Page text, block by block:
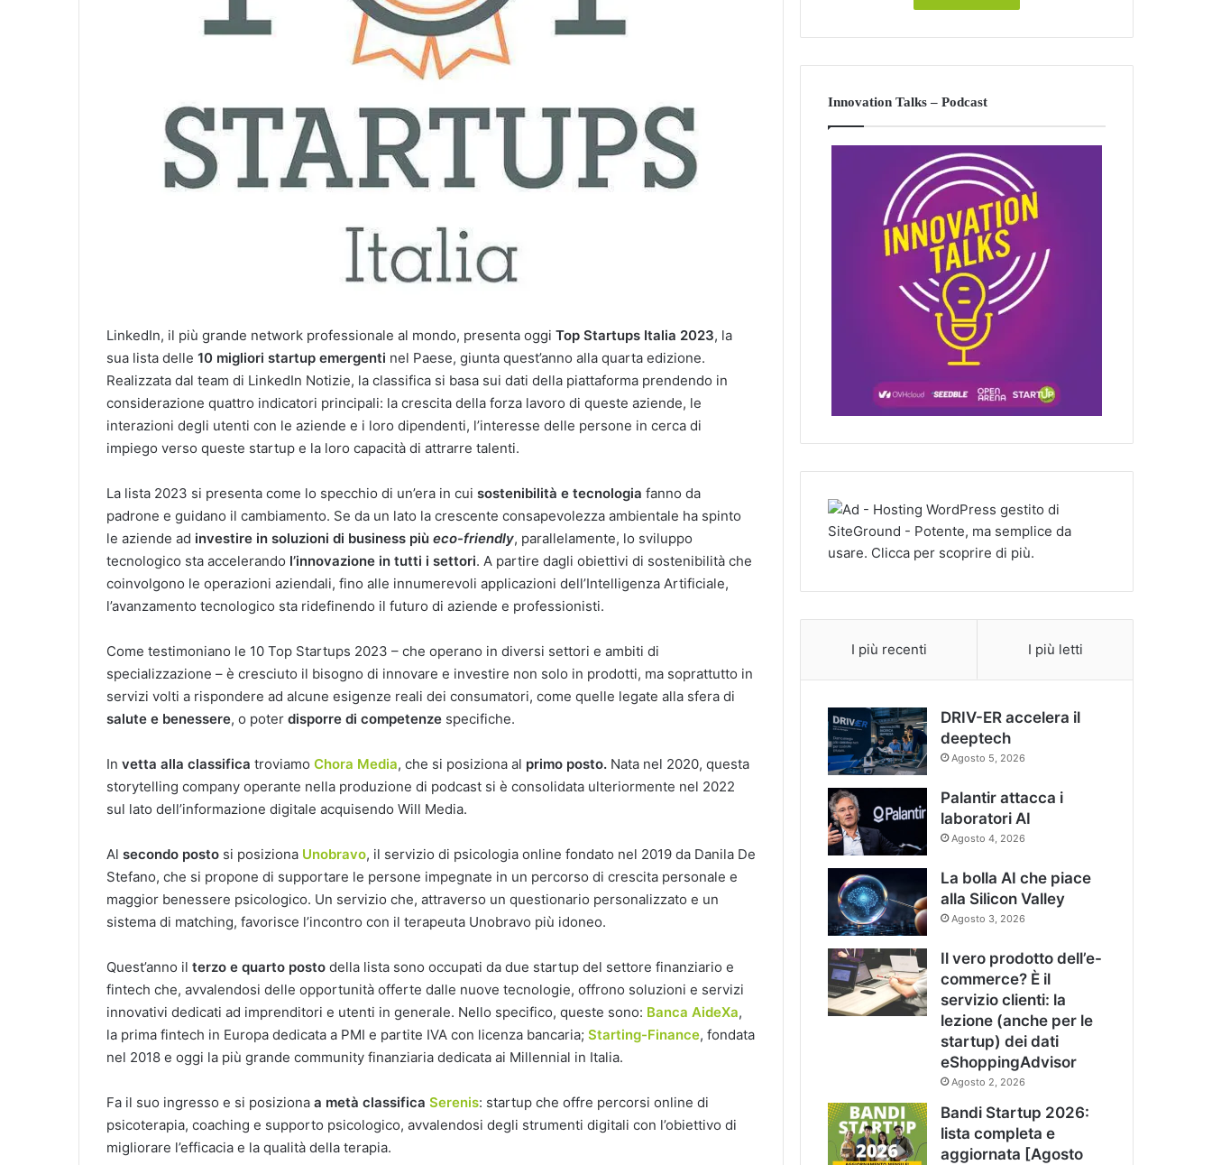
LinkedIn, il più grande network professionale al mondo, presenta oggi Top Startups Italia 2023, la
sua lista delle 10 migliori startup emergenti nel Paese, giunta quest’anno alla quarta edizione.
Realizzata dal team di LinkedIn Notizie, la classifica si basa sui dati della piattaforma prendendo in
considerazione quattro indicatori principali: la crescita della forza lavoro di queste aziende, le
interazioni degli utenti con le aziende e i loro dipendenti, l’interesse delle persone in cerca di
impiego verso queste startup e la loro capacità di attrarre talenti.
La lista 2023 si presenta come lo specchio di un’era in cui sostenibilità e tecnologia fanno da
padrone e guidano il cambiamento. Se da un lato la crescente consapevolezza ambientale ha spinto
le aziende ad investire in soluzioni di business più eco-friendly, parallelamente, lo sviluppo
tecnologico sta accelerando l’innovazione in tutti i settori. A partire dagli obiettivi di sostenibilità che
coinvolgono le operazioni aziendali, fino alle innumerevoli applicazioni dell’Intelligenza Artificiale,
l’avanzamento tecnologico sta ridefinendo il futuro di aziende e professionisti.
Come testimoniano le 10 Top Startups 2023 – che operano in diversi settori e ambiti di
specializzazione – è cresciuto il bisogno di innovare e investire non solo in prodotti, ma soprattutto in
servizi volti a rispondere ad alcune esigenze reali dei consumatori, come quelle legate alla sfera di
salute e benessere, o poter disporre di competenze specifiche.
In vetta alla classifica troviamo Chora Media, che si posiziona al primo posto. Nata nel 2020, questa
storytelling company operante nella produzione di podcast si è consolidata ulteriormente nel 2022
sul lato dell’informazione digitale acquisendo Will Media.
Al secondo posto si posiziona Unobravo, il servizio di psicologia online fondato nel 2019 da Danila De
Stefano, che si propone di supportare le persone impegnate in un percorso di crescita personale e
maggior benessere psicologico. Un servizio che, attraverso un questionario personalizzato e un
sistema di matching, favorisce l’incontro con il terapeuta Unobravo più idoneo.
Quest’anno il terzo e quarto posto della lista sono occupati da due startup del settore finanziario e
fintech che, avvalendosi delle opportunità offerte dalle nuove tecnologie, offrono soluzioni e servizi
innovativi dedicati ad imprenditori e utenti in generale. Nello specifico, queste sono: Banca AideXa,
la prima fintech in Europa dedicata a PMI e partite IVA con licenza bancaria; Starting-Finance, fondata
nel 2018 e oggi la più grande community finanziaria dedicata ai Millennial in Italia.
Fa il suo ingresso e si posiziona a metà classifica Serenis: startup che offre percorsi online di
psicoterapia, coaching e supporto psicologico, avvalendosi degli strumenti digitali con l’obiettivo di
migliorare l’efficacia e la qualità della terapia.
Innovation Talks – Podcast
I più recenti I più letti
DRIV-ER accelera il
deeptech
Agosto 5, 2026
Palantir attacca i
laboratori AI
Agosto 4, 2026
La bolla AI che piace
alla Silicon Valley
Agosto 3, 2026
Il vero prodotto dell’e-
commerce? È il
servizio clienti: la
lezione (anche per le
startup) dei dati
eShoppingAdvisor
Agosto 2, 2026
Bandi Startup 2026:
lista completa e
aggiornata [Agosto